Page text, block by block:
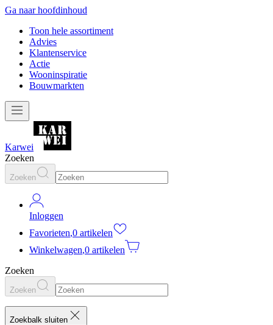
Ga naar hoofdinhoud
Toon hele assortiment
Advies
Klantenservice
Actie
Wooninspiratie
Bouwmarkten
Karwei
Zoeken
Zoeken
Inloggen
Favorieten,0 artikelen
Winkelwagen,0 artikelen
Zoeken
Zoeken
Zoekbalk sluiten